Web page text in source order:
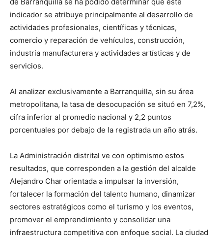
de Barranquilla se ha podido determinar que este
indicador se atribuye principalmente al desarrollo de
actividades profesionales, científicas y técnicas,
comercio y reparación de vehículos, construcción,
industria manufacturera y actividades artísticas y de
servicios.
Al analizar exclusivamente a Barranquilla, sin su área
metropolitana, la tasa de desocupación se situó en 7,2%,
cifra inferior al promedio nacional y 2,2 puntos
porcentuales por debajo de la registrada un año atrás.
La Administración distrital ve con optimismo estos
resultados, que corresponden a la gestión del alcalde
Alejandro Char orientada a impulsar la inversión,
fortalecer la formación del talento humano, dinamizar
sectores estratégicos como el turismo y los eventos,
promover el emprendimiento y consolidar una
infraestructura competitiva con enfoque social. La ciudad